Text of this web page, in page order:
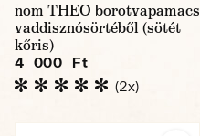
nom THEO borotvapamacs
vaddisznósörtéből (sötét
kőris)
4 000 Ft
(2x)